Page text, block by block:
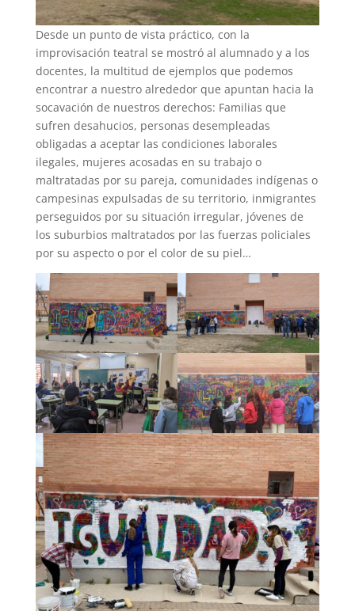
Desde un punto de vista práctico, con la
improvisación teatral se mostró al alumnado y a los
docentes, la multitud de ejemplos que podemos
encontrar a nuestro alrededor que apuntan hacia la
socavación de nuestros derechos: Familias que
sufren desahucios, personas desempleadas
obligadas a aceptar las condiciones laborales
ilegales, mujeres acosadas en su trabajo o
maltratadas por su pareja, comunidades indígenas o
campesinas expulsadas de su territorio, inmigrantes
perseguidos por su situación irregular, jóvenes de
los suburbios maltratados por las fuerzas policiales
por su aspecto o por el color de su piel…